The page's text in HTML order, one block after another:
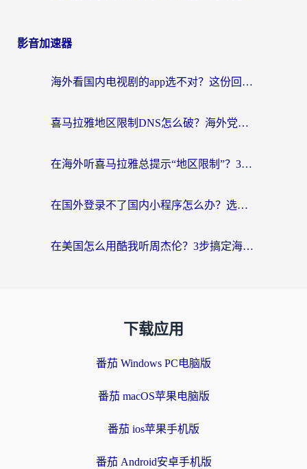
影音加速器
海外看国内电视剧的app选不对？这份回国加速器避坑指南帮你流畅追剧
喜马拉雅地区限制DNS怎么破？海外党听国内音乐听书的终极解决方案
在海外听喜马拉雅总提示“地区限制”？3步轻松解除+听国内音乐全攻略
在国外登录不了国内小程序怎么办？选对回国加速器，轻松解锁国内资源
在美国怎么用酷我听周杰伦？3步搞定海外听歌难题
下载应用
番茄 Windows PC电脑版
番茄 macOS苹果电脑版
番茄 ios苹果手机版
番茄 Android安卓手机版